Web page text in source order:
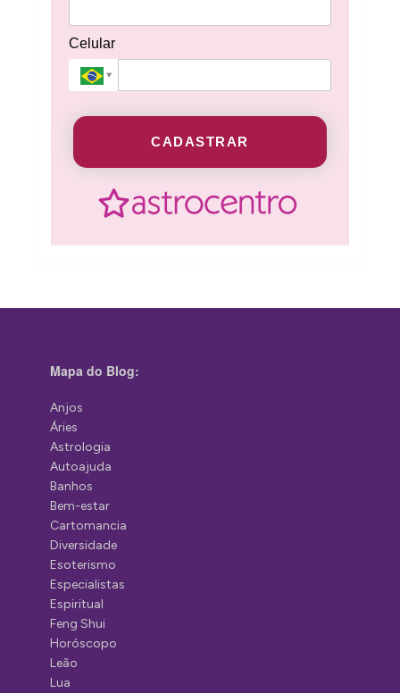
Celular
CADASTRAR
Mapa do Blog:
Anjos
Áries
Astrologia
Autoajuda
Banhos
Bem-estar
Cartomancia
Diversidade
Esoterismo
Especialistas
Espiritual
Feng Shui
Horóscopo
Leão
Lua